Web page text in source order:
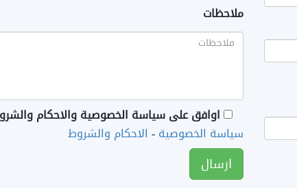
ملاحظات
اوافق على سياسة الخصوصية والاحكام
سياسة الخصوصية- الاحكام والشروط